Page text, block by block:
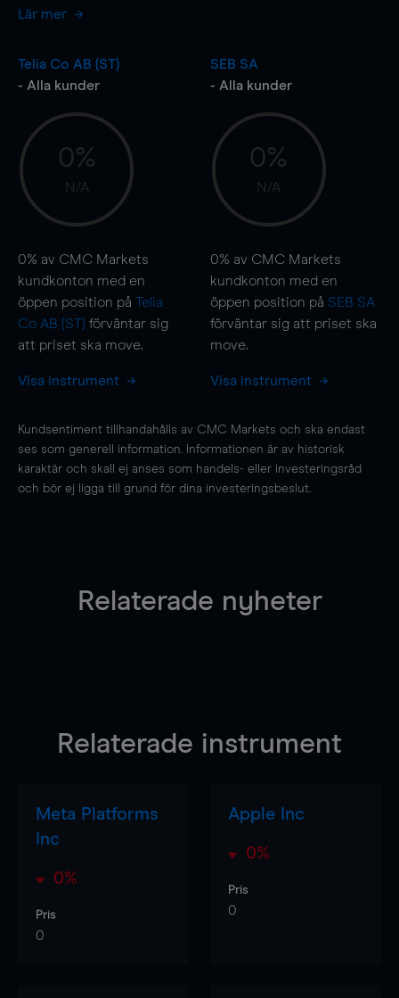
Lär mer
Telia Co AB (ST)
- Alla kunder
0%
N/A
0% av CMC Markets
kundkonton med en
öppen position på Telia
Co AB (ST) förväntar sig
att priset ska move.
Visa instrument
SEB SA
- Alla kunder
0%
N/A
0% av CMC Markets
kundkonton med en
öppen position på SEB SA
förväntar sig att priset ska
move.
Visa instrument
Kundsentiment tillhandahålls av CMC Markets och ska endast
ses som generell information. Informationen är av historisk
karaktär och skall ej anses som handels- eller investeringsråd
och bör ej ligga till grund för dina investeringsbeslut.
Relaterade nyheter
Relaterade instrument
Meta Platforms
Inc
0%
Pris
0
Apple Inc
0%
Pris
0